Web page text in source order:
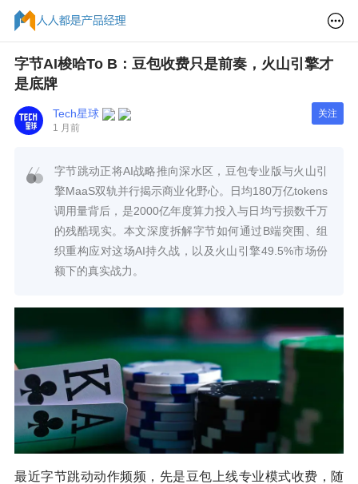
字节AI梭哈To B：豆包收费只是前奏，火山引擎才
是底牌
Tech星球
1 月前
关注
字节跳动正将AI战略推向深水区，豆包专业版与火山引
擎MaaS双轨并行揭示商业化野心。日均180万亿tokens
调用量背后，是2000亿年度算力投入与日均亏损数千万
的残酷现实。本文深度拆解字节如何通过B端突围、组
织重构应对这场AI持久战，以及火山引擎49.5%市场份
额下的真实战力。
最近字节跳动动作频频，先是豆包上线专业模式收费，随